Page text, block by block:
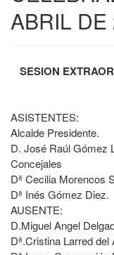
ABRIL DE
SESION
ASISTENTES:
Alcalde Presidente.
D. José Raúl Gómez
Concejales
Dª Cecilia Morencos
Dª Inés Gómez Diez.
AUSENTE:
D.Miguel Angel
Dª.Cristina Larred